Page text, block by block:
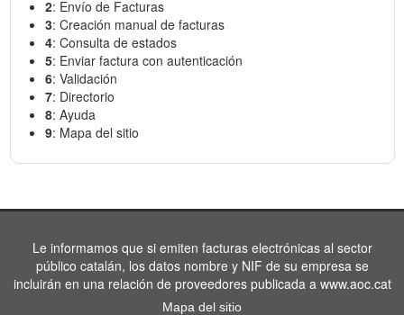
2: Envío de Facturas
3: Creación manual de facturas
4: Consulta de estados
5: Enviar factura con autenticación
6: Validación
7: Directorio
8: Ayuda
9: Mapa del sitio
Le informamos que si emiten facturas electrónicas al sector
público catalán, los datos nombre y NIF de su empresa se
incluirán en una relación de proveedores publicada a www.aoc.cat
Mapa del sitio